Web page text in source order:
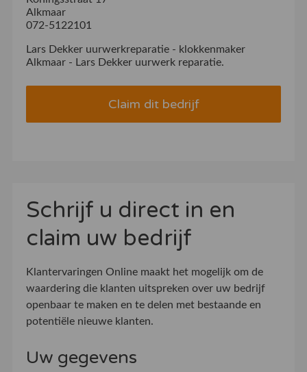
Alkmaar
072-5122101
Lars Dekker uurwerkreparatie - klokkenmaker
Alkmaar - Lars Dekker uurwerk reparatie.
Claim dit bedrijf
Schrijf u direct in en
claim uw bedrijf
Klantervaringen Online maakt het mogelijk om de
waardering die klanten uitspreken over uw bedrijf
openbaar te maken en te delen met bestaande en
potentiële nieuwe klanten.
Uw gegevens